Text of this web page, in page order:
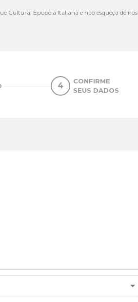
Cultural Epopeia Italiana e não esqueça de nos
4
CONFIRME
SEUS DADOS